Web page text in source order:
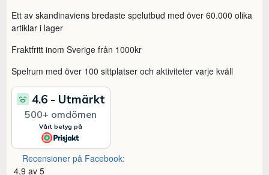
Ett av skandinaviens bredaste spelutbud med över 60.000 olika
artiklar i lager
Fraktfritt inom Sverige från 1000kr
Spelrum med över 100 sittplatser och aktiviteter varje kväll
Recensioner på Facebook:
4,9 av 5